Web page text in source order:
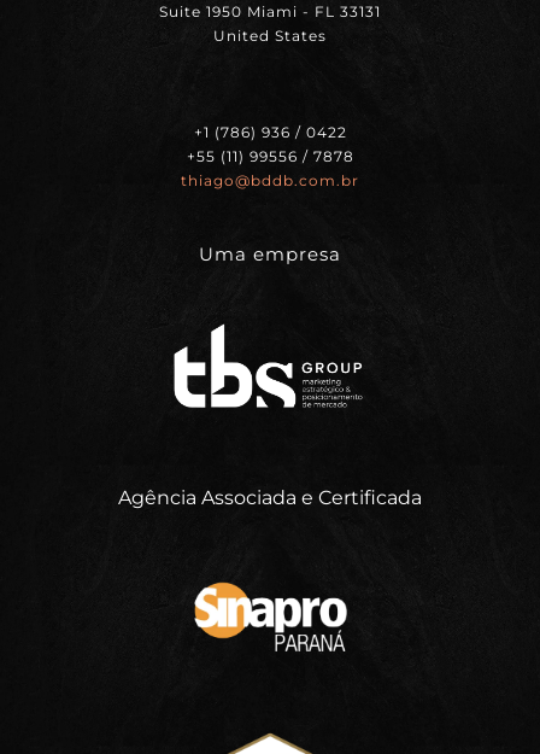
Suite 1950 Miami - FL 33131
United States
+1 (786) 936 / 0422
+55 (11) 99556 / 7878
thiago@bddb.com.br
Uma empresa
Agência Associada e Certificada